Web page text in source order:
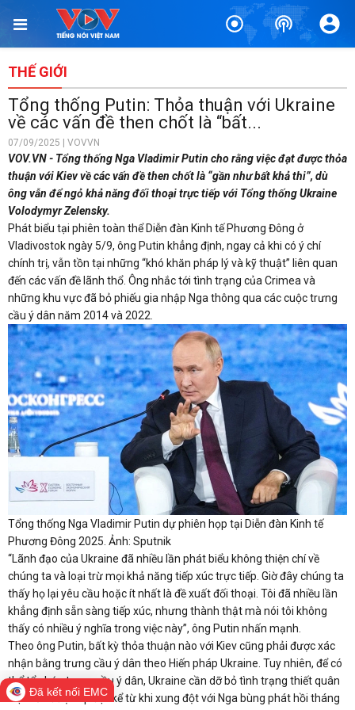
THẾ GIỚI
Tổng thống Putin: Thỏa thuận với Ukraine
về các vấn đề then chốt là “bất...
07/09/2025 | VOVVN
VOV.VN - Tổng thống Nga Vladimir Putin cho rằng việc đạt được thỏa
thuận với Kiev về các vấn đề then chốt là “gần như bất khả thi”, dù
ông vẫn để ngỏ khả năng đối thoại trực tiếp với Tổng thống Ukraine
Volodymyr Zelensky.
Phát biểu tại phiên toàn thể Diễn đàn Kinh tế Phương Đông ở
Vladivostok ngày 5/9, ông Putin khẳng định, ngay cả khi có ý chí
chính trị, vẫn tồn tại những “khó khăn pháp lý và kỹ thuật” liên quan
đến các vấn đề lãnh thổ. Ông nhắc tới tình trạng của Crimea và
những khu vực đã bỏ phiếu gia nhập Nga thông qua các cuộc trưng
cầu ý dân năm 2014 và 2022.
Tổng thống Nga Vladimir Putin dự phiên họp tại Diễn đàn Kinh tế
Phương Đông 2025. Ảnh: Sputnik
“Lãnh đạo của Ukraine đã nhiều lần phát biểu không thiện chí về
chúng ta và loại trừ mọi khả năng tiếp xúc trực tiếp. Giờ đây chúng ta
thấy họ lại yêu cầu hoặc ít nhất là đề xuất đối thoại. Tôi đã nhiều lần
khẳng định sẵn sàng tiếp xúc, nhưng thành thật mà nói tôi không
thấy có nhiều ý nghĩa trong việc này”, ông Putin nhấn mạnh.
Theo ông Putin, bất kỳ thỏa thuận nào với Kiev cũng phải được xác
nhận bằng trưng cầu ý dân theo Hiến pháp Ukraine. Tuy nhiên, để có
thể tổ chức trưng cầu ý dân, Ukraine cần dỡ bỏ tình trạng thiết quân
luật vốn được áp đặt kể từ khi xung đột với Nga bùng phát hồi tháng
Đã kết nối EMC